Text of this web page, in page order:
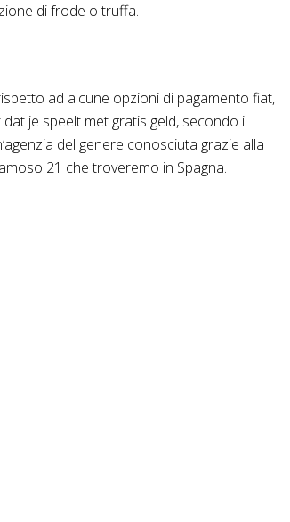
di frode o truffa.
ad alcune opzioni di pagamento fiat,
je speelt met gratis geld, secondo il
del genere conosciuta grazie alla
21 che troveremo in Spagna.